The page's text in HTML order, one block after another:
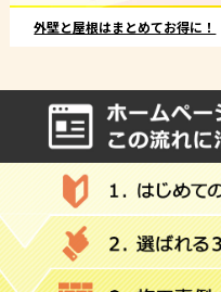
外壁と屋根はまとめてお得に！